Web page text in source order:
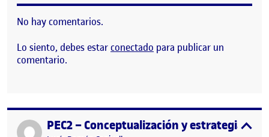
No hay comentarios.
Lo siento, debes estarconectado para publicar un
comentario.
Publicado porPEC2 – Conceptualización y estrategia